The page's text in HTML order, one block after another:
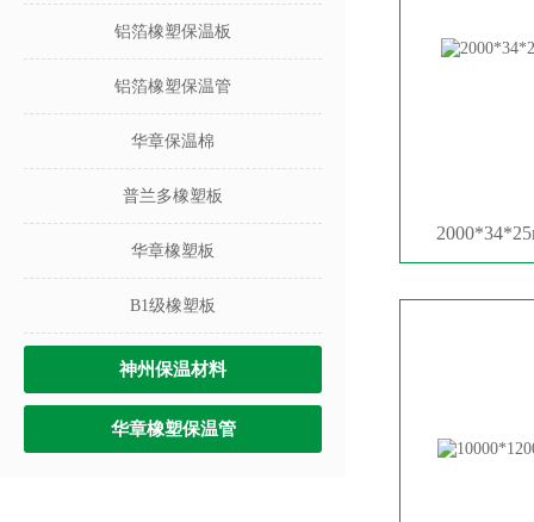
铝箔橡塑保温板
铝箔橡塑保温管
华章保温棉
普兰多橡塑板
华章橡塑板
B1级橡塑板
神州保温材料
华章橡塑保温管